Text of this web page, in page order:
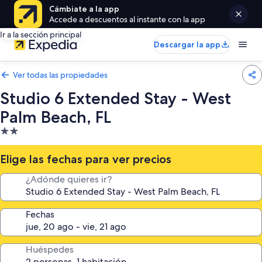
Cámbiate a la app
Accede a descuentos al instante con la app
Ir a la sección principal
Descargar la app
Ver todas las propiedades
Studio 6 Extended Stay - West
Palm Beach, FL
Propiedad
de
2.0
estrellas
Elige las fechas para ver precios
¿Adónde quieres ir?
Fechas
Huéspedes